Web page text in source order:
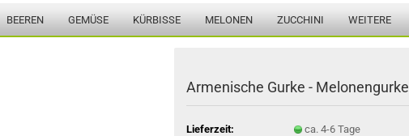
BEEREN GEMÜSE KÜRBISSE MELONEN ZUCCHINI WEITERE
Armenische Gurke - Melonengurke
Lieferzeit: ca. 4-6 Tage